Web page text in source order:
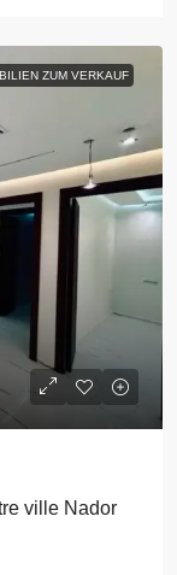
ZUM VERKAUF
ville Nador